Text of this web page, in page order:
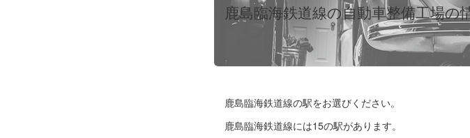
鹿島臨海鉄道線の自動車整備工場
鹿島臨海鉄道線の駅をお選びください。
鹿島臨海鉄道線には15の駅があります。